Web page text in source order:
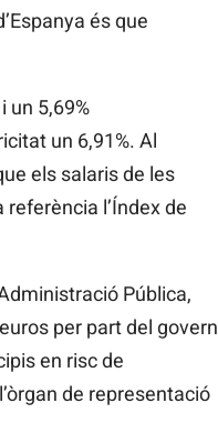
és que
un 5,69%
un 6,91%. Al
els salaris de les
l’Índex de
Pública,
per part del govern
en risc de
de representació